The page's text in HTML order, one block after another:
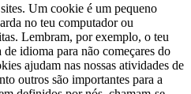
Um cookie é um pequeno
no teu computador ou
Lembram, por exemplo, o teu
idioma para não começares do
ajudam nas nossas atividades de
outros são importantes para a